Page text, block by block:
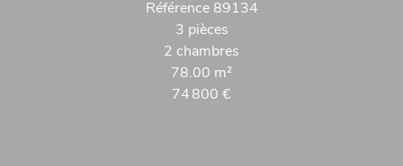
Référence89134
3 pièces
2 chambres
78.00 m²
74 800 €